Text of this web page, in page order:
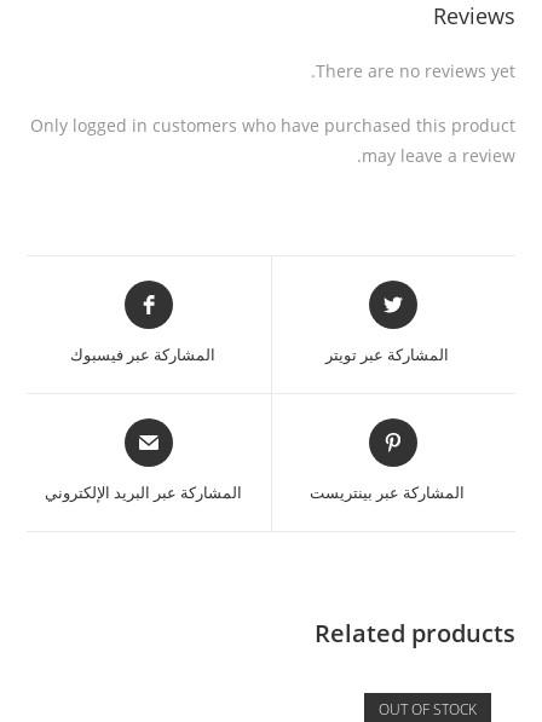
Reviews
There are no reviews yet.
Only logged in customers who have purchased this product
may leave a review.
المشاركة عبر تويتر المشاركة عبر فيسبوك
المشاركة عبر بينتريست المشاركة عبر البريد الإلكتروني
Related products
OUT OF STOCK